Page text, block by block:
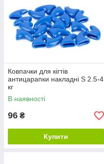
Ковпачки для кігтів
антицарапки накладні S 2.5-4
кг
В наявності
96 ₴
Купити